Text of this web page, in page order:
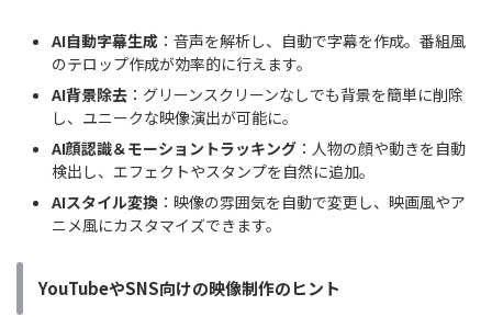
AI自動字幕生成 ：音声を解析し、自動で字幕を作成。番組風
のテロップ作成が効率的に行えます。
AI背景除去 ：グリーンスクリーンなしでも背景を簡単に削除
し、ユニークな映像演出が可能に。
AI顔認識＆モーショントラッキング ：人物の顔や動きを自動
検出し、エフェクトやスタンプを自然に追加。
AIスタイル変換 ：映像の雰囲気を自動で変更し、映画風やア
ニメ風にカスタマイズできます。
YouTubeやSNS向けの映像制作のヒント